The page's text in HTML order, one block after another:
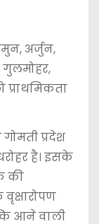
अर्जुन,
प्राथमिकता
प्रदेश
है। इसके
की
आने वाली